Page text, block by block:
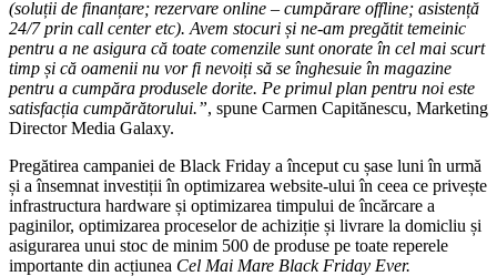
(soluții de finanțare; rezervare online – cumpărare offline; asistență
24/7 prin call center etc). Avem stocuri și ne-am pregătit temeinic
pentru a ne asigura că toate comenzile sunt onorate în cel mai scurt
timp și că oamenii nu vor fi nevoiți să se înghesuie în magazine
pentru a cumpăra produsele dorite. Pe primul plan pentru noi este
satisfacția cumpărătorului.”, spune Carmen Capitănescu, Marketing
Director Media Galaxy.
Pregătirea campaniei de Black Friday a început cu șase luni în urmă
și a însemnat investiții în optimizarea website-ului în ceea ce privește
infrastructura hardware și optimizarea timpului de încărcare a
paginilor, optimizarea proceselor de achiziție și livrare la domicliu și
asigurarea unui stoc de minim 500 de produse pe toate reperele
importante din acțiunea Cel Mai Mare Black Friday Ever.